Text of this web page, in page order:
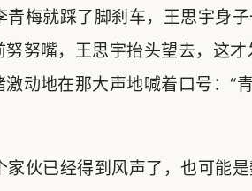
梅就踩了脚刹车，王思宇身
努嘴，王思宇抬头望去，这才
动地在那大声地喊着口号：“
伙已经得到风声了，也可能